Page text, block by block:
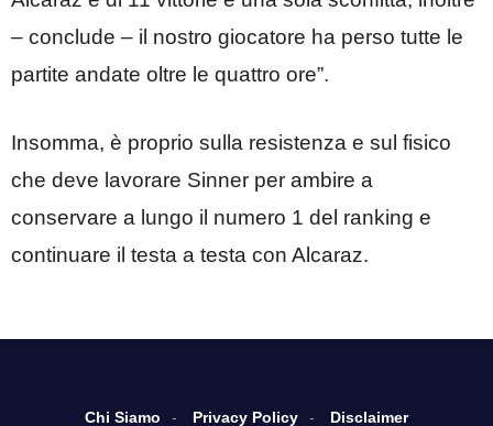
– conclude – il nostro giocatore ha perso tutte le
partite andate oltre le quattro ore”.
Insomma, è proprio sulla resistenza e sul fisico
che deve lavorare Sinner per ambire a
conservare a lungo il numero 1 del ranking e
continuare il testa a testa con Alcaraz.
Chi Siamo Privacy Policy Disclaimer